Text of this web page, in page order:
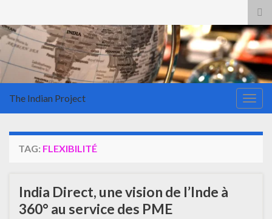
The Indian Project
TAG: FLEXIBILITÉ
India Direct, une vision de l’Inde à
360° au service des PME